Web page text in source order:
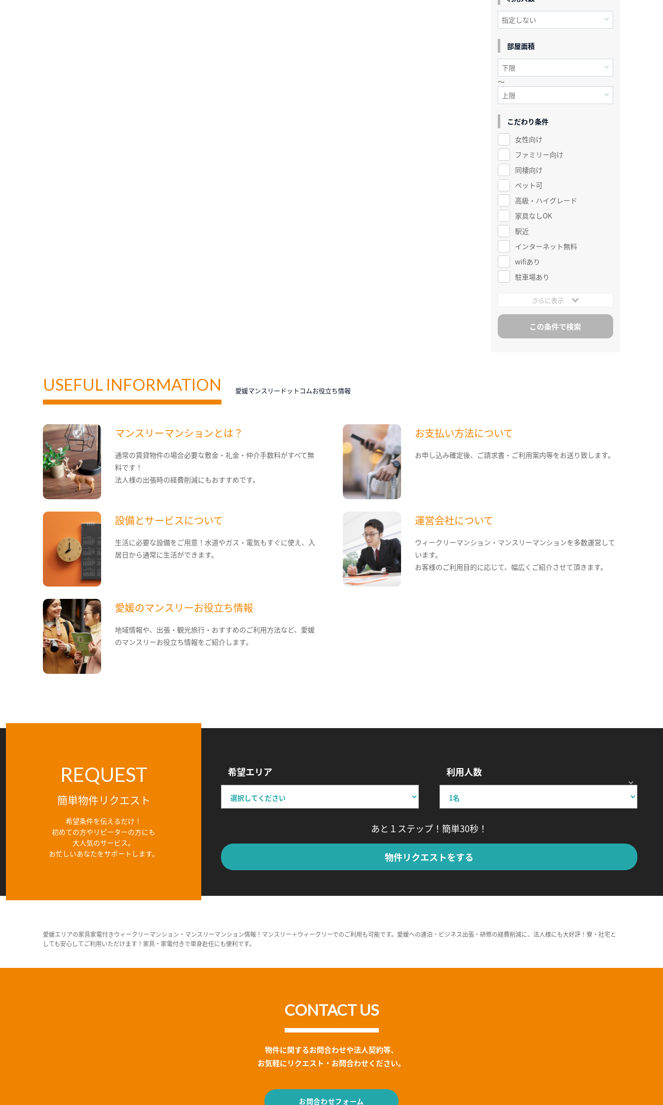
部屋面積
～
こだわり条件
女性向け
ファミリー向け
同棲向け
ペット可
高級・ハイグレード
家具なしOK
駅近
インターネット無料
wifiあり
駐車場あり
さらに表示
USEFUL INFORMATION 愛媛マンスリードットコムお役立ち情報
マンスリーマンションとは？
通常の賃貸物件の場合必要な敷金・礼金・仲介手数料がすべて無
料です！
法人様の出張時の経費削減にもおすすめです。
お支払い方法について
お申し込み確定後、ご請求書・ご利用案内等をお送り致します。
設備とサービスについて
生活に必要な設備をご用意！水道やガス・電気もすぐに使え、入
居日から通常に生活ができます。
運営会社について
ウィークリーマンション・マンスリーマンションを多数運営して
います。
お客様のご利用目的に応じて、幅広くご紹介させて頂きます。
愛媛のマンスリーお役立ち情報
地域情報や、出張・観光旅行・おすすめのご利用方法など、愛媛
のマンスリーお役立ち情報をご紹介します。
REQUEST
簡単物件リクエスト
希望条件を伝えるだけ！
初めての方やリピーターの方にも
大人気のサービス。
お忙しいあなたをサポートします。
希望エリア 利用人数
あと１ステップ！簡単30秒！
物件リクエストをする
愛媛エリアの家具家電付きウィークリーマンション・マンスリーマンション情報！マンスリー＋ウィークリーでのご利用も可能です。愛媛への連泊・ビジネス出張・研修の経費削減に、法人様にも大好評！寮・社宅と
しても安心してご利用いただけます！家具・家電付きで単身赴任にも便利です。
CONTACT US
物件に関するお問合わせや法人契約等、
お気軽にリクエスト・お問合わせください。
お問合わせフォーム